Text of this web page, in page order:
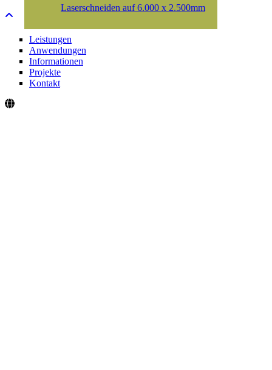
Leistungen
Anwendungen
Informationen
Projekte
Kontakt
Laserschneiden auf 6.000 x 2.500mm